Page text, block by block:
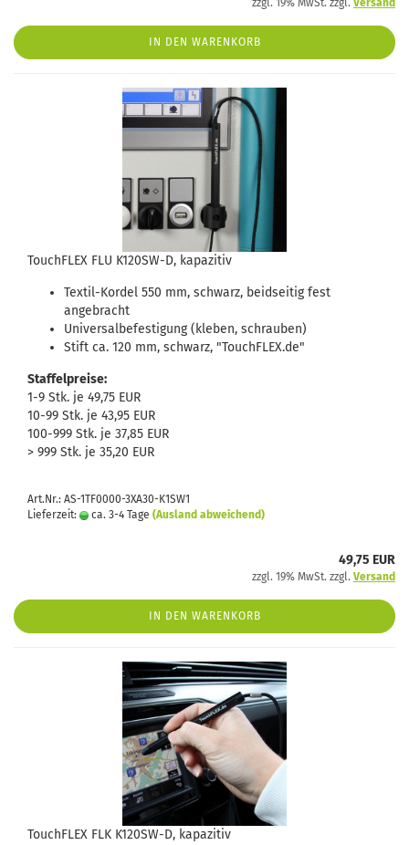
zzgl. 19% MwSt. zzgl. Versand
IN DEN WARENKORB
TouchFLEX FLU K120SW-D, kapazitiv
Textil-Kordel 550 mm, schwarz, beidseitig fest
angebracht
Universalbefestigung (kleben, schrauben)
Stift ca. 120 mm, schwarz, "TouchFLEX.de"
Staffelpreise:
1-9 Stk. je 49,75 EUR
10-99 Stk. je 43,95 EUR
100-999 Stk. je 37,85 EUR
> 999 Stk. je 35,20 EUR
Art.Nr.: AS-1TF0000-3XA30-K1SW1
Lieferzeit:
ca. 3-4 Tage (Ausland abweichend)
49,75 EUR
zzgl. 19% MwSt. zzgl. Versand
IN DEN WARENKORB
TouchFLEX FLK K120SW-D, kapazitiv